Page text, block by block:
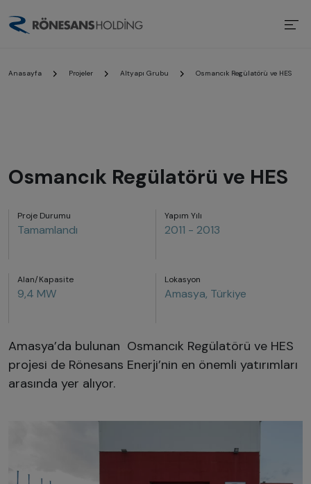
Anasayfa Projeler Altyapı Grubu Osmancık Regülatörü ve HES
Osmancık Regülatörü ve HES
Proje Durumu
Tamamlandı
Yapım Yılı
2011 - 2013
Alan/Kapasite
9,4 MW
Lokasyon
Amasya, Türkiye
Amasya’da bulunan Osmancık Regülatörü ve HES
projesi de Rönesans Enerji’nin en önemli yatırımları
arasında yer alıyor.